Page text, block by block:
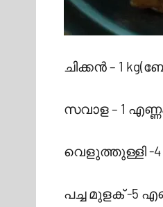
ചിക്കൻ – 1
സവാള – 1
വെളുത്തുള്ളി -
പച്ച മുളക് -5